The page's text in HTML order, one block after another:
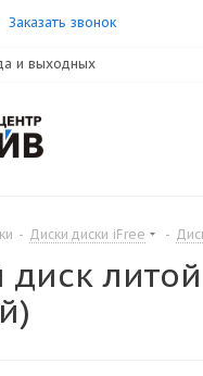
Заказать звонок
и выходных
- Диски диски iFree -